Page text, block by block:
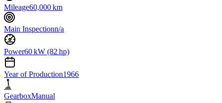
Mileage60,000 km
Main Inspectionn/a
Power60 kW (82 hp)
Year of Production1966
GearboxManual